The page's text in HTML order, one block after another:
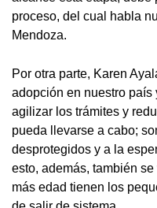
proceso, del cual habla
Mendoza.
Por otra parte, Karen
adopción en nuestro
agilizar los trámites y
pueda llevarse a cabo;
desprotegidos y a la
esto, además, también
más edad tienen los